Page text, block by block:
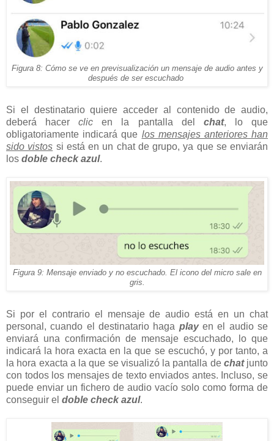
Figura 8: Cómo se ve en previsualización un mensaje de audio antes y
después de ser escuchado
Si el destinatario quiere acceder al contenido de audio,
deberá hacerclic en la pantalla del chat, lo que
obligatoriamente indicará que los mensajes anteriores han
sido vistos si está en un chat de grupo, ya que se enviarán
los doble check azul.
Figura 9: Mensaje enviado y no escuchado. El icono del micro sale en
gris.
Si por el contrario el mensaje de audio está en un chat
personal, cuando el destinatario haga playen el audio se
enviará una confirmación de mensaje escuchado, lo que
indicará la hora exacta en la que se escuchó, y por tanto, a
la hora exacta a la que se visualizó la pantalla de chatjunto
con todos los mensajes de texto enviados antes. Incluso, se
puede enviar un fichero de audio vacío solo como forma de
conseguir el doble check azul.